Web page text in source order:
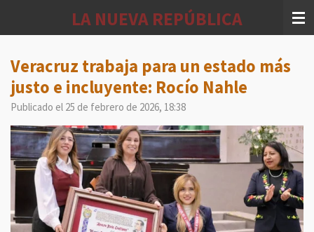
principal
LA NUEVA REPÚBLICA
Veracruz trabaja para un estado más
justo e incluyente: Rocío Nahle
Publicado el 25 de febrero de 2026, 18:38